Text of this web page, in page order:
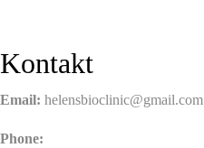
Kontakt
Email: helensbioclinic@gmail.com
Phone: